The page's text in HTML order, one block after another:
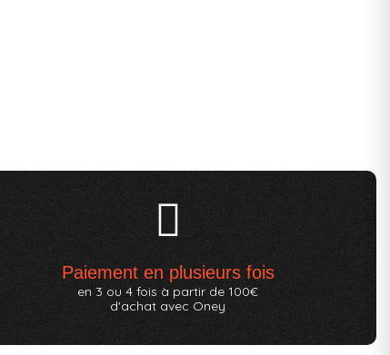
Paiement en plusieurs fois
en 3 ou 4 fois à partir de 100€
d'achat avec Oney